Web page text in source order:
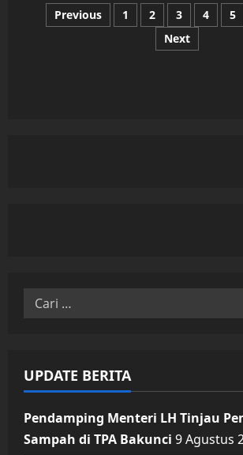
Penemuan
Bayi
di
Jembatan
Paginasi
Previous 1 2 3 4 5
Next
Cari
UPDATE BERITA
Pendamping Menteri LH Tinjau
Sampah di TPA Bakunci 9 Agustus